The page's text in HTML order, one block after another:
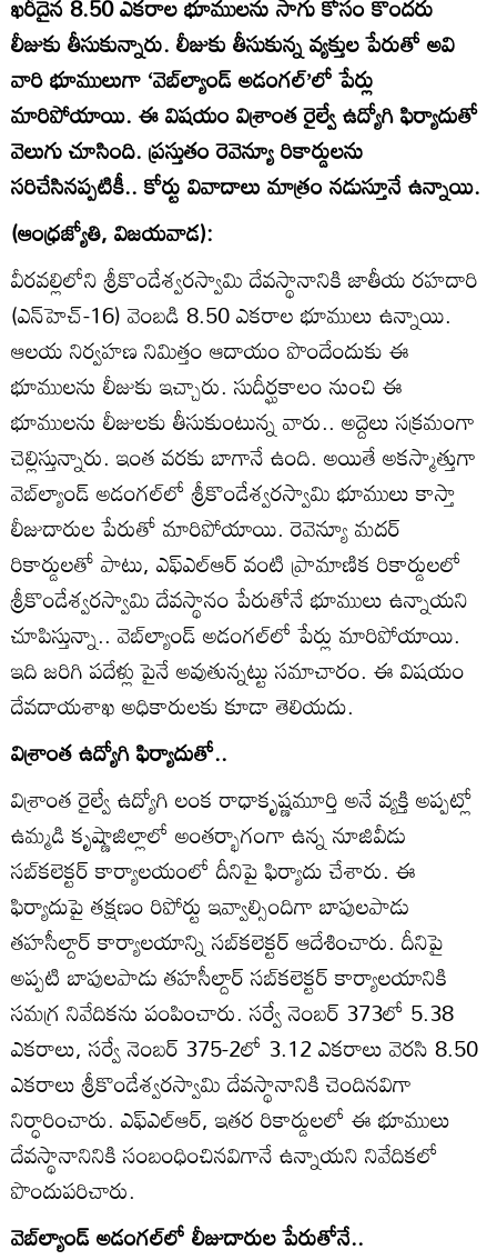
లీజుకు తీసుకున్నారు. లీజుకు తీసుకున్న వ్యక్తుల పేరుతో అవి
వారి భూములుగా ‘వెబ్‌ల్యాండ్‌ అడంగల్‌’లో పేర్లు
మారిపోయాయి. ఈ విషయం విశ్రాంత రైల్వే ఉద్యోగి ఫిర్యాదుతో
వెలుగు చూసింది. ప్రస్తుతం రెవెన్యూ రికార్డులను
సరిచేసినప్పటికీ.. కోర్టు వివాదాలు మాత్రం నడుస్తూనే ఉన్నాయి.
(ఆంధ్రజ్యోతి, విజయవాడ):
వీరవల్లిలోని శ్రీకొండేశ్వరస్వామి దేవస్థానానికి జాతీయ రహదారి
(ఎన్‌హెచ్‌-16) వెంబడి 8.50 ఎకరాల భూములు ఉన్నాయి.
ఆలయ నిర్వహణ నిమిత్తం ఆదాయం పొందేందుకు ఈ
భూములను లీజుకు ఇచ్చారు. సుదీర్ఘకాలం నుంచి ఈ
భూములను లీజులకు తీసుకుంటున్న వారు.. అద్దెలు సక్రమంగా
చెల్లిస్తున్నారు. ఇంత వరకు బాగానే ఉంది. అయితే అకస్మాత్తుగా
వెబ్‌ల్యాండ్‌ అడంగల్‌లో శ్రీకొండేశ్వరస్వామి భూములు కాస్తా
లీజుదారుల పేరుతో మారిపోయాయి. రెవెన్యూ మదర్‌
రికార్డులతో పాటు, ఎఫ్‌ఎల్‌ఆర్‌ వంటి ప్రామాణిక రికార్డులలో
శ్రీకొండేశ్వరస్వామి దేవస్థానం పేరుతోనే భూములు ఉన్నాయని
చూపిస్తున్నా.. వెబ్‌ల్యాండ్‌ అడంగల్‌లో పేర్లు మారిపోయాయి.
ఇది జరిగి పదేళ్లు పైనే అవుతున్నట్టు సమాచారం. ఈ విషయం
దేవదాయశాఖ అధికారులకు కూడా తెలియదు.
విశ్రాంత ఉద్యోగి ఫిర్యాదుతో..
విశ్రాంత రైల్వే ఉద్యోగి లంక రాధాకృష్ణమూర్తి అనే వ్యక్తి అప్పట్లో
ఉమ్మడి కృష్ణాజిల్లాలో అంతర్భాగంగా ఉన్న నూజివీడు
సబ్‌కలెక్టర్‌ కార్యాలయంలో దీనిపై ఫిర్యాదు చేశారు. ఈ
ఫిర్యాదుపై తక్షణం రిపోర్టు ఇవ్వాల్సిందిగా బాపులపాడు
తహసీల్దార్‌ కార్యాలయాన్ని సబ్‌కలెక్టర్‌ ఆదేశించారు. దీనిపై
అప్పటి బాపులపాడు తహసీల్దార్‌ సబ్‌కలెక్టర్‌ కార్యాలయానికి
సమగ్ర నివేదికను పంపించారు. సర్వే నెంబర్‌ 373లో 5.38
ఎకరాలు, సర్వే నెంబర్‌ 375-2లో 3.12 ఎకరాలు వెరసి 8.50
ఎకరాలు శ్రీకొండేశ్వరస్వామి దేవస్థానానికి చెందినవిగా
నిర్ధారించారు. ఎఫ్‌ఎల్‌ఆర్‌, ఇతర రికార్డులలో ఈ భూములు
దేవస్థానానినికి సంబంధించినవిగానే ఉన్నాయని నివేదికలో
పొందుపరిచారు.
వెబ్‌ల్యాండ్‌ అడంగల్‌లో లీజుదారుల పేరుతోనే..